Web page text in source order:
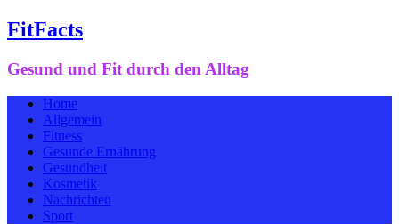
FitFacts
Gesund und Fit durch den Alltag
Home
Allgemein
Fitness
Gesunde Ernährung
Gesundheit
Kosmetik
Nachrichten
Sport